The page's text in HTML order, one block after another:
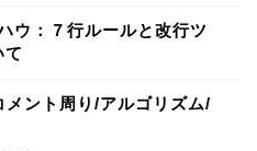
ウ：７行ルールと改行ツ
て
ント周り/アルゴリズム/